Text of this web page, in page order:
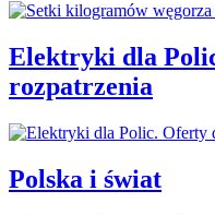
Elektryki dla
rozpatrzenia
Polska i świat